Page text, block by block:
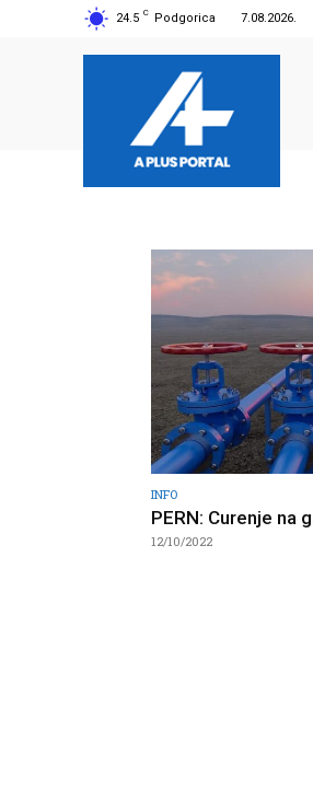
24.5 C Podgorica 7.08.2026.
INFO
PERN: Curenje na
12/10/2022